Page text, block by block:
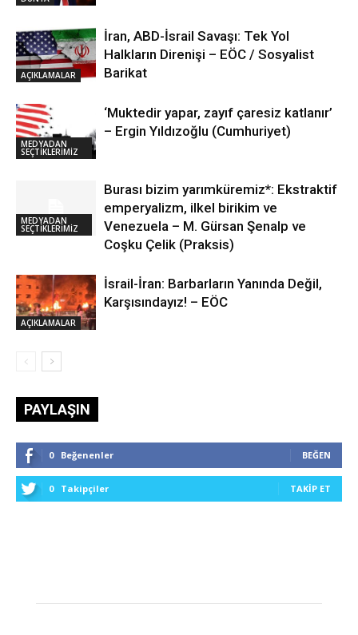
AÇIKLAMALAR
İran, ABD-İsrail Savaşı: Tek Yol
Halkların Direnişi – EÖC / Sosyalist
Barikat
MEDYADAN
SEÇTİKLERİMİZ
‘Muktedir yapar, zayıf çaresiz katlanır’
– Ergin Yıldızoğlu (Cumhuriyet)
MEDYADAN
SEÇTİKLERİMİZ
Burası bizim yarımküremiz*: Ekstraktif
emperyalizm, ilkel birikim ve
Venezuela – M. Gürsan Şenalp ve
Coşku Çelik (Praksis)
AÇIKLAMALAR
İsrail-İran: Barbarların Yanında Değil,
Karşısındayız! – EÖC
PAYLAŞIN
0 Beğenenler BEĞEN
0 Takipçiler TAKIP ET